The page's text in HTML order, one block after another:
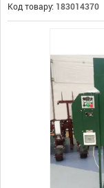
Код товару: 183014370